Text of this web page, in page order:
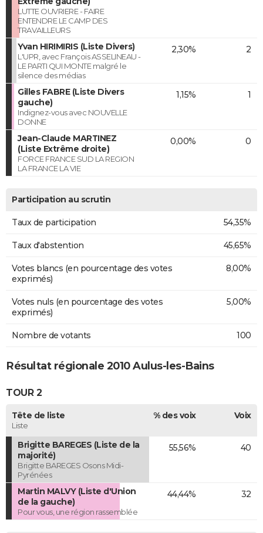
LUTTE OUVRIERE - FAIRE
ENTENDRE LE CAMP DES
TRAVAILLEURS
Yvan HIRIMIRIS (Liste Divers)
L'UPR, avec François ASSELINEAU -
LE PARTI QUI MONTE malgré le
silence des médias
2,30% 2
Gilles FABRE (Liste Divers
gauche)
Indignez-vous avec NOUVELLE
DONNE
1,15% 1
Jean-Claude MARTINEZ
(Liste Extrême droite)
FORCE FRANCE SUD LA REGION
LA FRANCE LA VIE
0,00% 0
Participation au scrutin
Taux de participation 54,35%
Taux d'abstention 45,65%
Votes blancs (en pourcentage des votes
exprimés)
8,00%
Votes nuls (en pourcentage des votes
exprimés)
5,00%
Nombre de votants 100
Résultat régionale 2010 Aulus-les-Bains
TOUR 2
Tête de liste
Liste
% des voix Voix
Brigitte BAREGES (Liste de la
majorité)
Brigitte BAREGES Osons Midi-
Pyrénées
55,56% 40
Martin MALVY (Liste d'Union
de la gauche)
Pour vous, une région rassemblée
44,44% 32